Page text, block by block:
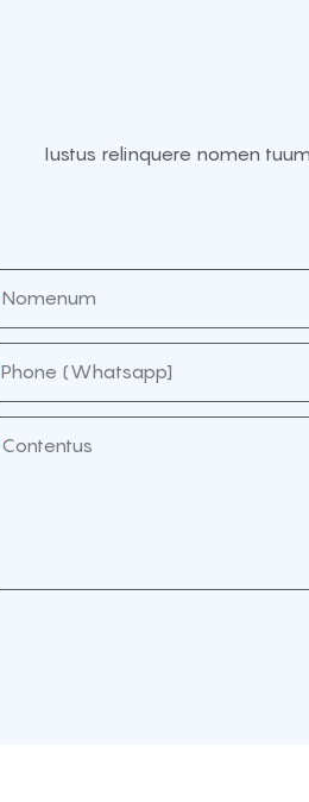
Iustus relinquere nomen
Nomenum
Phone (whatsapp]
Contentus